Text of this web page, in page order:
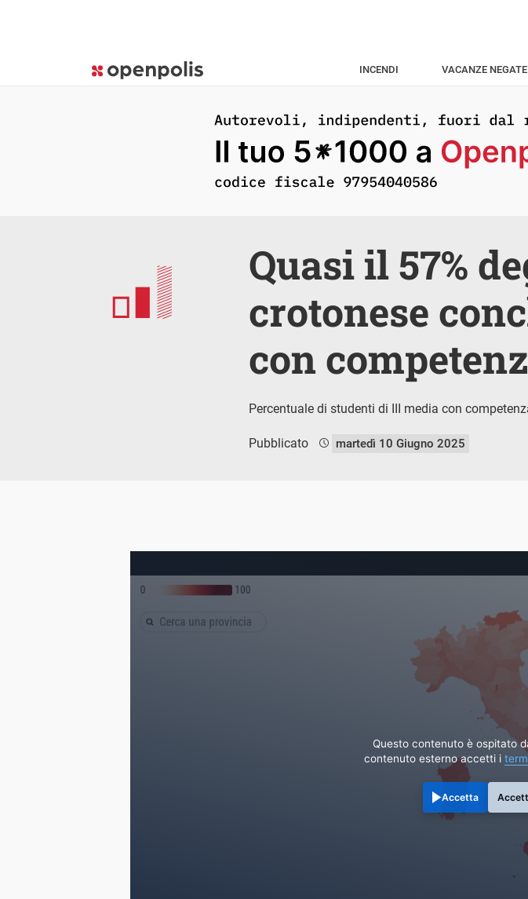
INCENDI VACANZE NEGATE
Quasi il 57%
crotonese
con
Percentuale di studenti di III media con
Pubblicato martedì 10 Giugno 2025
Questo contenuto è ospitato
contenuto esterno accetti i
Accetta